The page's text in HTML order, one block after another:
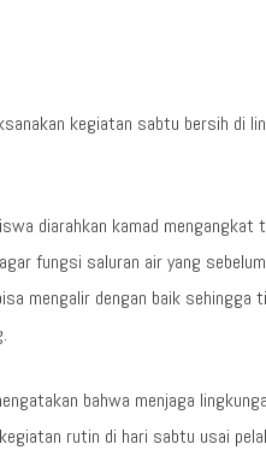
kegiatan sabtu bersih di
diarahkan kamad mengangkat
fungsi saluran air yang
mengalir dengan baik sehingga
bahwa menjaga
rutin di hari sabtu usai